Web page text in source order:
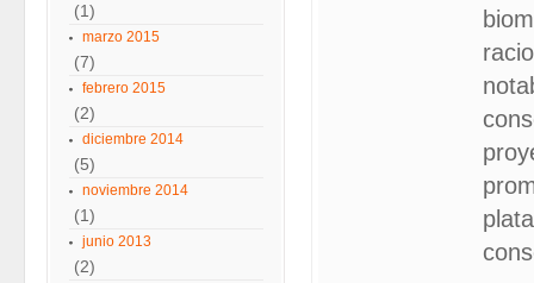
(1)
marzo 2015
(7)
febrero 2015
(2)
diciembre 2014
(5)
noviembre 2014
(1)
junio 2013
(2)